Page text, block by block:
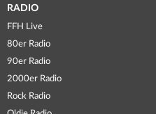
RADIO
FFH Live
80er Radio
90er Radio
2000er Radio
Rock Radio